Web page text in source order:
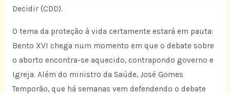
Decidir (CDD).
O tema da proteção à vida certamente estará em pauta:
Bento XVI chega num momento em que o debate sobre
o aborto encontra-se aquecido, contrapondo governo e
Igreja. Além do ministro da Saúde, José Gomes
Temporão, que há semanas vem defendendo o debate